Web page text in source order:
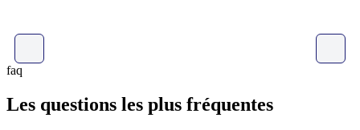
faq
Les questions les plus fréquentes